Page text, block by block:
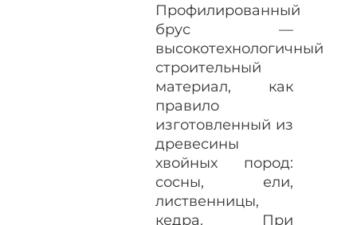
Профилированный
брус —
высокотехнологичный
строительный
материал, как
правило
изготовленный из
древесины
хвойных пород:
сосны, ели,
лиственницы,
кедра. При